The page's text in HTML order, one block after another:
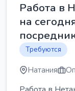
Работа в
на
Требуются
Натания